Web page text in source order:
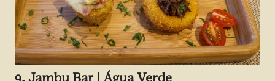
9. Jambu Bar | Água Verde